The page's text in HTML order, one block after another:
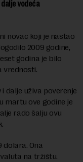
vodeća
novac koji je nastao
2009 godine,
godina je bilo
vrednosti.
i dalje uživa poverenje
martu ove godine je
rado šalju ovu
dolara. Ona
na tržištu.